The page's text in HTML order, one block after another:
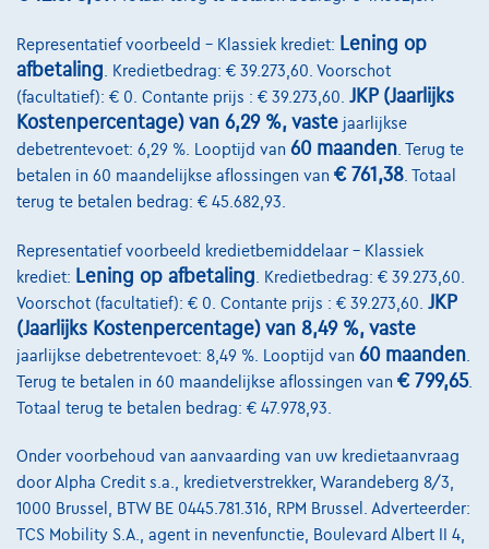
04/2025
33.935 km Benzine Manueel 96 kW ( 130 PK )
€20.999
Representatief voorbeeld – Klassiek krediet: Lening op
afbetaling . Kredietbedrag: € 39.273,60. Voorschot
(facultatief): € 0. Contante prijs : € 39.273,60. JKP (Jaarlijks
Kostenpercentage) van 6,29 %, vaste jaarlijkse
debetrentevoet: 6,29 %. Looptijd van 60 maanden . Terug te
betalen in 60 maandelijkse aflossingen van € 761,38 . Totaal
terug te betalen bedrag: € 45.682,93.
Representatief voorbeeld kredietbemiddelaar – Klassiek
krediet: Lening op afbetaling . Kredietbedrag: € 39.273,60.
Voorschot (facultatief): € 0. Contante prijs : € 39.273,60. JKP
(Jaarlijks Kostenpercentage) van 8,49 %, vaste
jaarlijkse debetrentevoet: 8,49 %. Looptijd van 60 maanden
Terug te betalen in 60 maandelijkse aflossingen van € 799,65.
Totaal terug te betalen bedrag: € 47.978,93.
Onder voorbehoud van aanvaarding van uw kredietaanvraag
door Alpha Credit s.a., kredietverstrekker, Warandeberg 8/3,
1000 Brussel, BTW BE 0445.781.316, RPM Brussel. Adverteerder:
TCS Mobility S.A., agent in nevenfunctie, Boulevard Albert II 4,